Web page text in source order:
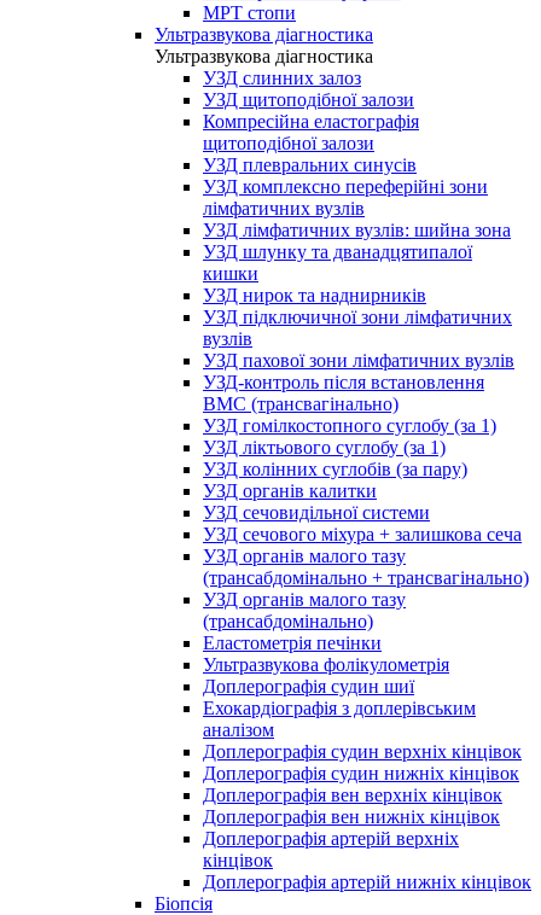
МРТ стопи
Ультразвукова діагностика
Ультразвукова діагностика
УЗД слинних залоз
УЗД щитоподібної залози
Компресійна еластографія
щитоподібної залози
УЗД плевральних синусів
УЗД комплексно переферійні зони
лімфатичних вузлів
УЗД лімфатичних вузлів: шийна зона
УЗД шлунку та дванадцятипалої
кишки
УЗД нирок та наднирників
УЗД підключичної зони лімфатичних
вузлів
УЗД пахової зони лімфатичних вузлів
УЗД-контроль після встановлення
ВМС (трансвагінально)
УЗД гомілкостопного суглобу (за 1)
УЗД ліктьового суглобу (за 1)
УЗД колінних суглобів (за пару)
УЗД органів калитки
УЗД сечовидільної системи
УЗД сечового міхура + залишкова сеча
УЗД органів малого тазу
(трансабдомінально + трансвагінально)
УЗД органів малого тазу
(трансабдомінально)
Еластометрія печінки
Ультразвукова фолікулометрія
Доплерографія судин шиї
Ехокардіографія з доплерівським
аналізом
Доплерографія судин верхніх кінцівок
Доплерографія судин нижніх кінцівок
Доплерографія вен верхніх кінцівок
Доплерографія вен нижніх кінцівок
Доплерографія артерій верхніх
кінцівок
Доплерографія артерій нижніх кінцівок
Біопсія